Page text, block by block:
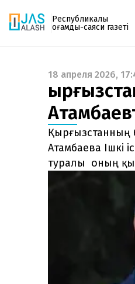
Республикалық
қоғамдық-саяси газеті
Газетке жазылу
PDF форматтағы газетті ай
поштаңызға алып
шыққан сәтте сізге бірден
енгізіңіз, біз қалғанын өзіміз
18 апреля 2026,
Қырғызстанның
Атамбаева Ішкі
туралы оның